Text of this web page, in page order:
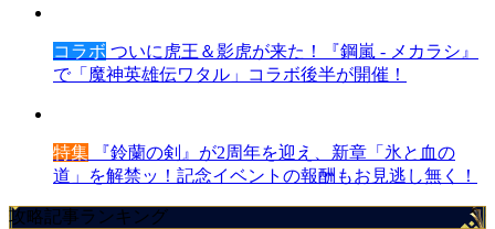
コラボ ついに虎王＆影虎が来た！『鋼嵐 - メカラシ』
で「魔神英雄伝ワタル」コラボ後半が開催！
特集 『鈴蘭の剣』が2周年を迎え、新章「氷と血の
道」を解禁ッ！記念イベントの報酬もお見逃し無く！
攻略記事ランキング